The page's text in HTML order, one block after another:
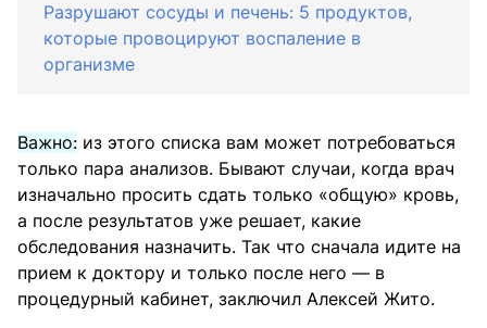
Разрушают сосуды и печень: 5 продуктов,
которые провоцируют воспаление в
организме
Важно: из этого списка вам может потребоваться
только пара анализов. Бывают случаи, когда врач
изначально просить сдать только «общую» кровь,
а после результатов уже решает, какие
обследования назначить. Так что сначала идите на
прием к доктору и только после него — в
процедурный кабинет, заключил Алексей Жито.